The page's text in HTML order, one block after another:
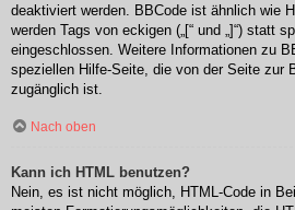
deaktiviert werden. BBCode ist ähnlich wie
werden Tags von eckigen („[“ und „]“) statt
eingeschlossen. Weitere Informationen zu
speziellen Hilfe-Seite, die von der Seite zur
zugänglich ist.
Nach oben
Kann ich HTML benutzen?
Nein, es ist nicht möglich, HTML-Code in